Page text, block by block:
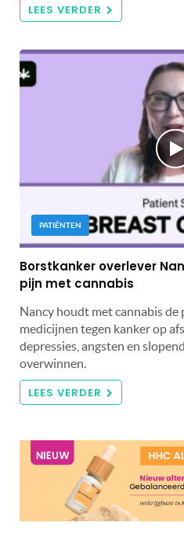
LEES VERDER
PATIËNTEN
Borstkanker overlever
pijn met cannabis
Nancy houdt met cannabis de
medicijnen tegen kanker op
depressies, angsten en
overwinnen.
LEES VERDER